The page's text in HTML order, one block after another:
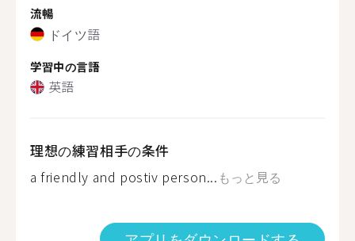
流暢
ドイツ語
学習中の言語
英語
理想の練習相手の条件
a friendly and postiv person... もっと見る